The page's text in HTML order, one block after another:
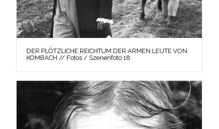
DER PLÖTZLICHE REICHTUM DER ARMEN LEUTE VON
KOMBACH // Fotos / Szenenfoto 18